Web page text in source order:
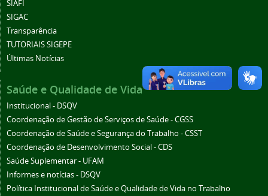
SIAFI
SIGAC
Transparência
TUTORIAIS SIGEPE
Últimas Notícias
Saúde e Qualidade de Vida
Institucional - DSQV
Coordenação de Gestão de Serviços de Saúde - CGSS
Coordenação de Saúde e Segurança do Trabalho - CSST
Coordenação de Desenvolvimento Social - CDS
Saúde Suplementar - UFAM
Informes e notícias - DSQV
Política Institucional de Saúde e Qualidade de Vida no Trabalho